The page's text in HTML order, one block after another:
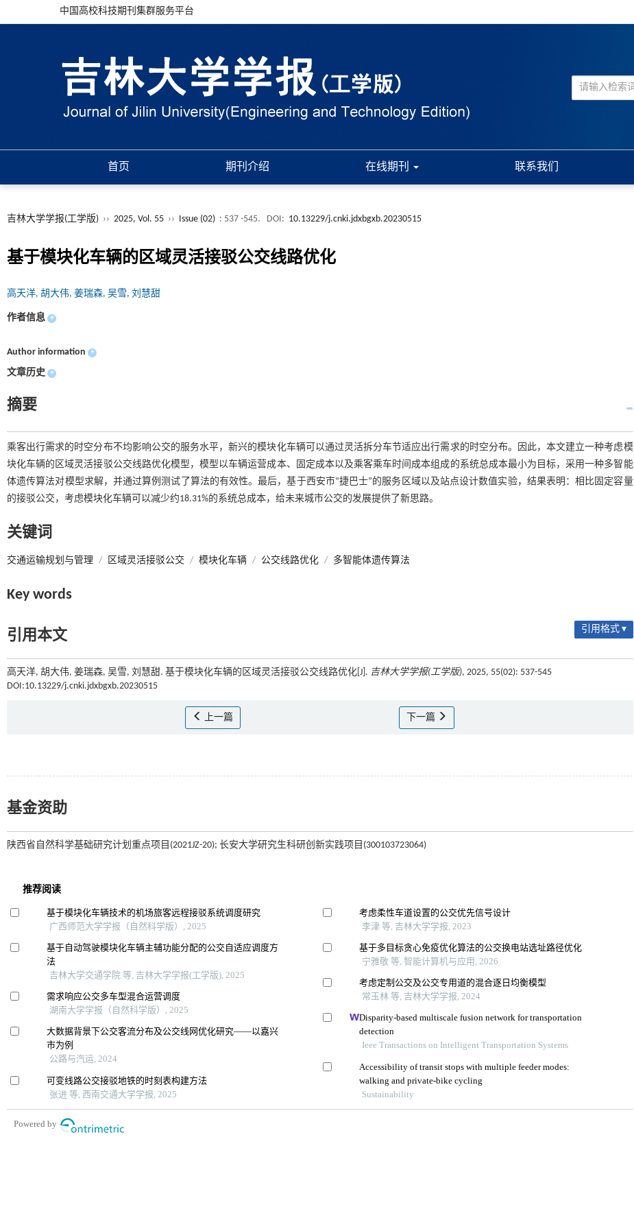
中国高校科技期刊集群服务平台
首页 期刊介绍 在线期刊 联系我们
吉林大学学报(工学版) ›› 2025, Vol. 55 ›› Issue (02) : 537 -545. DOI: 10.13229/j.cnki.jdxbgxb.20230515
基于模块化车辆的区域灵活接驳公交线路优化
高天洋, 胡大伟, 姜瑞森, 吴雪, 刘慧甜
作者信息 +
Author information +
文章历史 +
摘要
乘客出行需求的时空分布不均影响公交的服务水平，新兴的模块化车辆可以通过灵活拆分车节适应出行需求的时空分布。因此，本文建立一种考虑模
块化车辆的区域灵活接驳公交线路优化模型，模型以车辆运营成本、固定成本以及乘客乘车时间成本组成的系统总成本最小为目标，采用一种多智能
体遗传算法对模型求解，并通过算例测试了算法的有效性。最后，基于西安市“捷巴士”的服务区域以及站点设计数值实验，结果表明：相比固定容量
的接驳公交，考虑模块化车辆可以减少约18.31%的系统总成本，给未来城市公交的发展提供了新思路。
关键词
交通运输规划与管理 / 区域灵活接驳公交 / 模块化车辆 / 公交线路优化 / 多智能体遗传算法
Key words
引用本文 引用格式 ▾
高天洋, 胡大伟, 姜瑞森, 吴雪, 刘慧甜. 基于模块化车辆的区域灵活接驳公交线路优化[J]. 吉林大学学报(工学版), 2025, 55(02): 537-545
DOI:10.13229/j.cnki.jdxbgxb.20230515
上一篇 下一篇
基金资助
陕西省自然科学基础研究计划重点项目(2021JZ-20); 长安大学研究生科研创新实践项目(300103723064)